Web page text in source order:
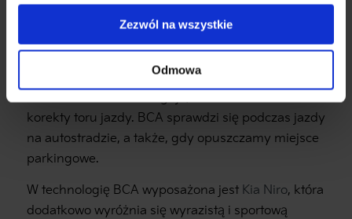
Zezwól na wszystkie
Odmowa
System BCA zapobiega kolizji z pojazdem
ostrzega kierowcę alarmem dźwiękowym, a jeśli
korekty toru jazdy. BCA sprawdzi się podczas jazdy
na autostradzie, a także, gdy opuszczamy miejsce
parkingowe.
W technologię BCA wyposażona jest Kia Niro, która
dodatkowo wyróżnia się wyrazistą i sportową